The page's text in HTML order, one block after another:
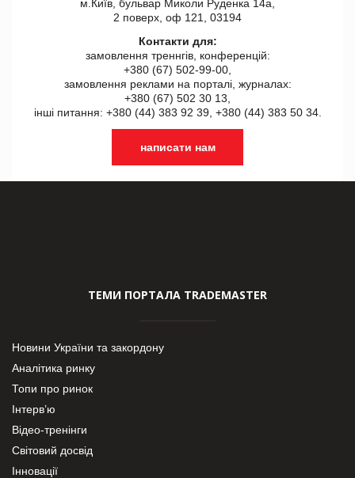
м.Київ, бульвар Миколи Руденка 14а,
2 поверх, оф 121, 03194
Контакти для:
замовлення треннгів, конференцій:
+380 (67) 502-99-00,
замовлення реклами на порталі, журналах:
+380 (67) 502 30 13,
інші питання: +380 (44) 383 92 39, +380 (44) 383 50 34.
написати нам
ТЕМИ ПОРТАЛА TRADEMASTER
Новини України та закордону
Аналітика ринку
Топи про ринок
Інтерв’ю
Відео-тренінги
Світовий досвід
Інновації